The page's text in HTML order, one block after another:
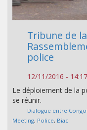
Tribune de
police
12/11/2016 - 14:17
Le déploiement de la
se réunir.
Dialogue entre
Meeting, Police, Biac